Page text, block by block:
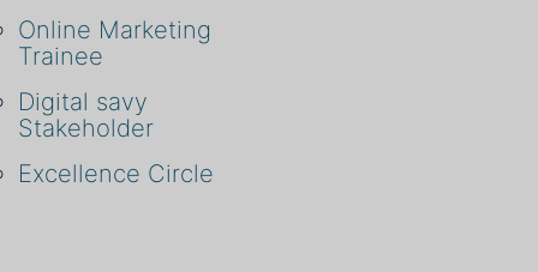
Online Marketing
Trainee
Digital savy
Stakeholder
Excellence Circle